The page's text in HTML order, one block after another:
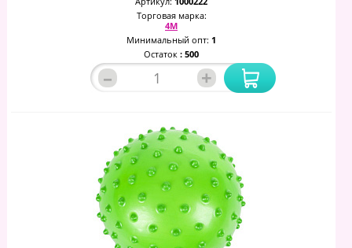
Торговая марка:
4М
Минимальный опт: 1
Остаток : 500
– +